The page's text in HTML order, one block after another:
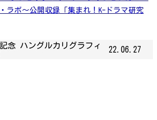
ラボ～公開収録「集まれ！K-ドラマ研究
念 ハングルカリグラフィ
22.06.27